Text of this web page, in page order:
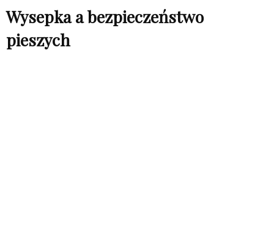
Wysepka a bezpieczeństwo
pieszych